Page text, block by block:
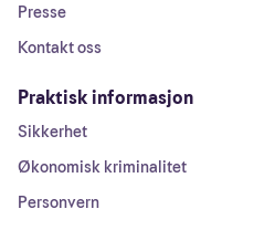
Presse
Kontakt oss
Praktisk informasjon
Sikkerhet
Økonomisk kriminalitet
Personvern